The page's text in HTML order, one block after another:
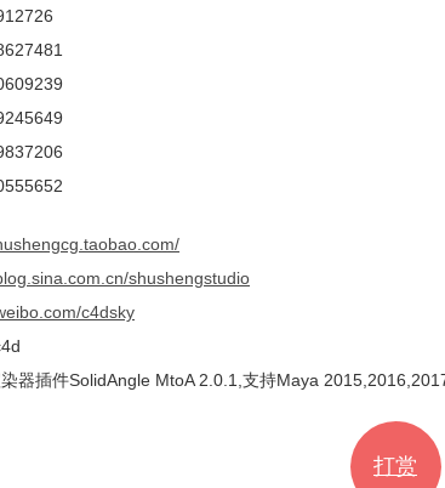
shushengstudio
c4dsky
打赏